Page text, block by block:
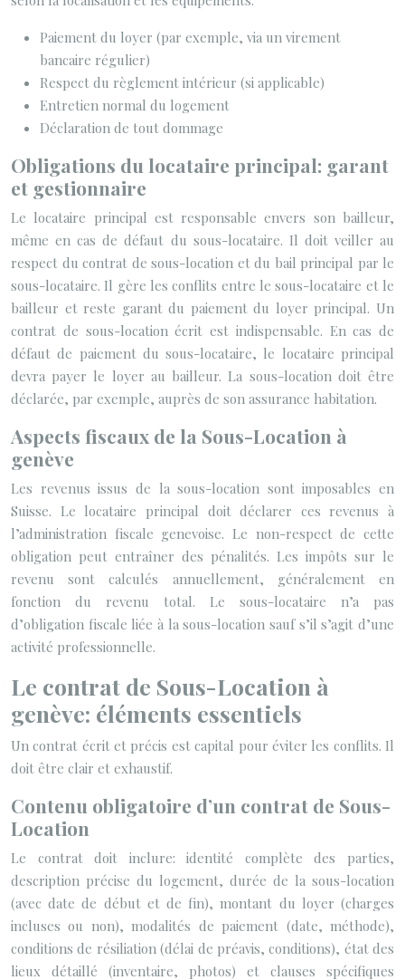
Paiement du loyer (par exemple, via un virement
bancaire régulier)
Respect du règlement intérieur (si applicable)
Entretien normal du logement
Déclaration de tout dommage
Obligations du locataire principal: garant
et gestionnaire
Le locataire principal est responsable envers son bailleur,
même en cas de défaut du sous-locataire. Il doit veiller au
respect du contrat de sous-location et du bail principal par le
sous-locataire. Il gère les conflits entre le sous-locataire et le
bailleur et reste garant du paiement du loyer principal. Un
contrat de sous-location écrit est indispensable. En cas de
défaut de paiement du sous-locataire, le locataire principal
devra payer le loyer au bailleur. La sous-location doit être
déclarée, par exemple, auprès de son assurance habitation.
Aspects fiscaux de la Sous-Location à
genève
Les revenus issus de la sous-location sont imposables en
Suisse. Le locataire principal doit déclarer ces revenus à
l’administration fiscale genevoise. Le non-respect de cette
obligation peut entraîner des pénalités. Les impôts sur le
revenu sont calculés annuellement, généralement en
fonction du revenu total. Le sous-locataire n’a pas
d’obligation fiscale liée à la sous-location sauf s’il s’agit d’une
activité professionnelle.
Le contrat de Sous-Location à
genève: éléments essentiels
Un contrat écrit et précis est capital pour éviter les conflits. Il
doit être clair et exhaustif.
Contenu obligatoire d’un contrat de Sous-
Location
Le contrat doit inclure: identité complète des parties,
description précise du logement, durée de la sous-location
(avec date de début et de fin), montant du loyer (charges
incluses ou non), modalités de paiement (date, méthode),
conditions de résiliation (délai de préavis, conditions), état des
lieux détaillé (inventaire, photos) et clauses spécifiques